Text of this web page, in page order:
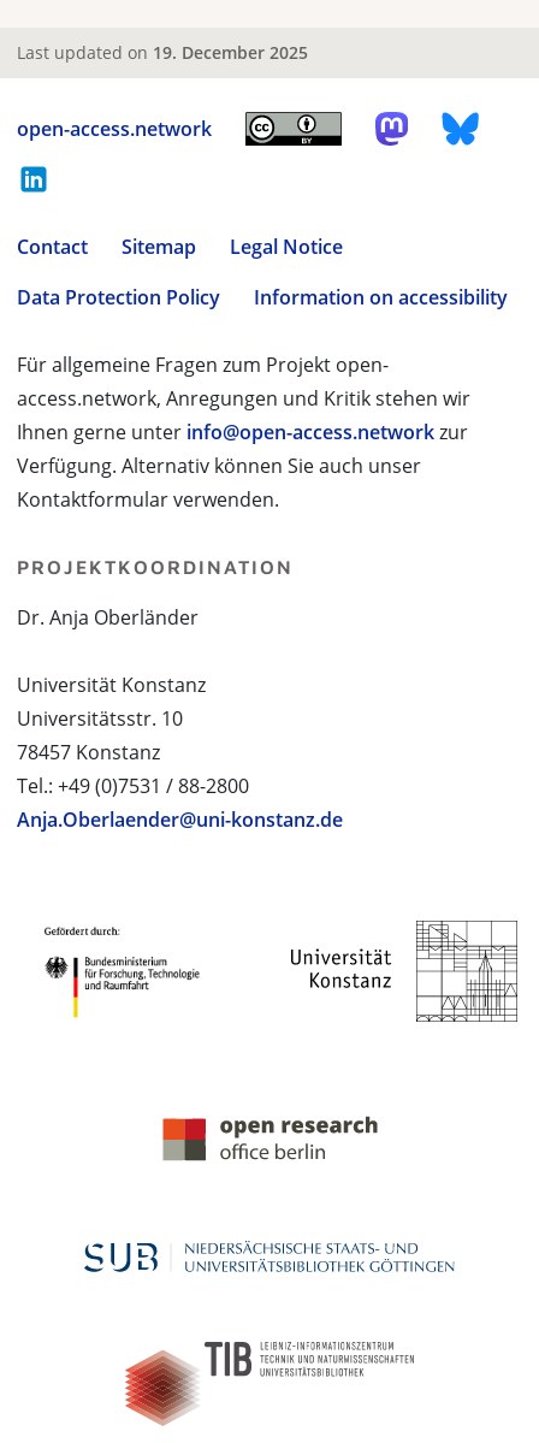
Last updated on 19. December 2025
open-access.network
Contact Sitemap
Legal Notice
Data Protection Policy
Information on accessibility
Für allgemeine Fragen zum Projekt open-
access.network, Anregungen und Kritik stehen wir
Ihnen gerne unter info@open-access.networkzur
Verfügung. Alternativ können Sie auch unser
Kontaktformular verwenden.
PROJEKTKOORDINATION
Dr. Anja Oberländer
Universität Konstanz
Universitätsstr. 10
78457 Konstanz
Tel.: +49 (0)7531 / 88-2800
Anja.Oberlaender@uni-konstanz.de